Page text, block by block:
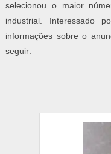
selecionou o maior
industrial. Interessado
informações sobre o
seguir: